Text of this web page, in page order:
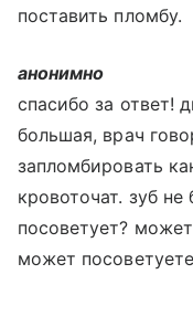
поставить пломбу.
анонимно
спасибо за ответ!
большая, врач
запломбировать
кровоточат. зуб
посоветует?
может